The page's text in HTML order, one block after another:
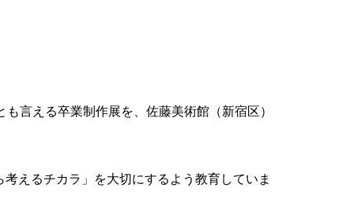
言える卒業制作展を、佐藤美術館（新宿区）
えるチカラ」を大切にするよう教育していま